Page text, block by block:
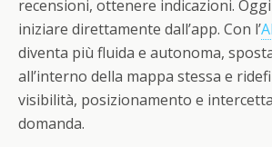
recensioni, ottenere indicazioni.
iniziare direttamente dall’app. Con l’
diventa più fluida e autonoma,
all’interno della mappa stessa e
visibilità, posizionamento e
domanda.